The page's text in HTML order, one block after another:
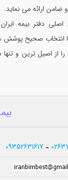
ارائه می نماید.
اصلی دفتر بیمه
انتخاب صحیح پوشش
از اصیل ترین و
بیمه
09352631617